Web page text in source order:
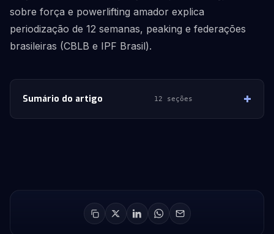
sobre força e powerlifting amador explica
periodização de 12 semanas, peaking e federações
brasileiras (CBLB e IPF Brasil).
Sumário do artigo 12 seções